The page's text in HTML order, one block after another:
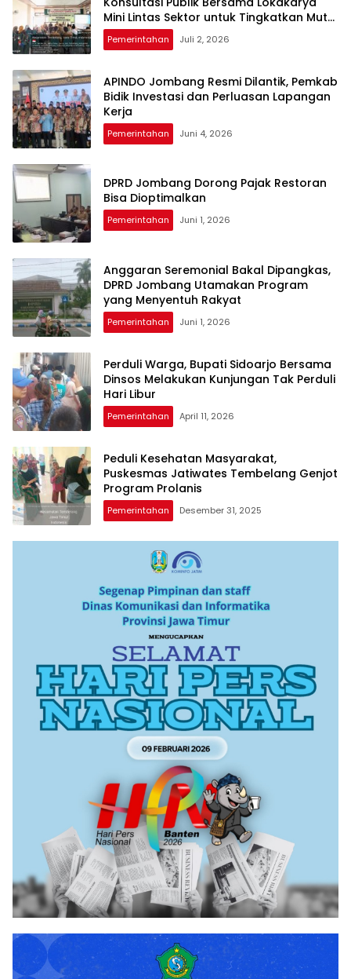
Mini Lintas Sektor untuk Tingkatkan Mutu
Pelayanan Kesehatan Jombang
Pemerintahan Juli 2, 2026
APINDO Jombang Resmi Dilantik, Pemkab
Bidik Investasi dan Perluasan Lapangan
Kerja
Pemerintahan Juni 4, 2026
DPRD Jombang Dorong Pajak Restoran
Bisa Dioptimalkan
Pemerintahan Juni 1, 2026
Anggaran Seremonial Bakal Dipangkas,
DPRD Jombang Utamakan Program
yang Menyentuh Rakyat
Pemerintahan Juni 1, 2026
Perduli Warga, Bupati Sidoarjo Bersama
Dinsos Melakukan Kunjungan Tak Perduli
Hari Libur
Pemerintahan April 11, 2026
Peduli Kesehatan Masyarakat,
Puskesmas Jatiwates Tembelang Genjot
Program Prolanis
Pemerintahan Desember 31, 2025